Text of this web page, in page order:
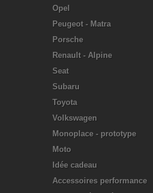
Opel
Peugeot - Matra
Porsche
Renault - Alpine
Seat
Subaru
Toyota
Volkswagen
Monoplace - prototype
Moto
Idée cadeau
Accessoires performance